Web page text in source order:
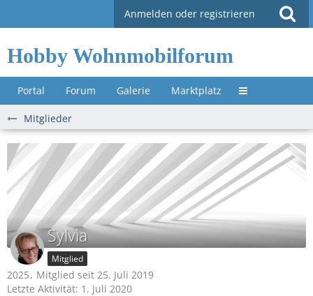
Anmelden oder registrieren
Hobby Wohnmobilforum
Portal Forum Galerie Marktplatz Untermenü »
Mitglieder
Sylvia
Mitglied
2025
Mitglied seit 25. Juli 2019
Letzte Aktivität: 1. Juli 2020